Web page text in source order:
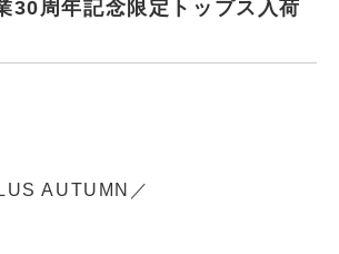
30周年記念限定トップス入荷
AUTUMN／